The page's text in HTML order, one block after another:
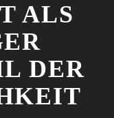
ALS
DER